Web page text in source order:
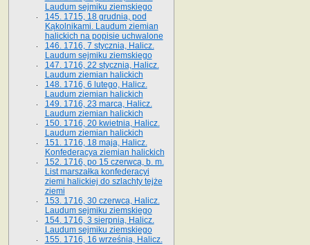
Laudum sejmiku ziemskiego
145. 1715, 18 grudnia, pod
Kąkolnikami. Laudum ziemian
halickich na popisie uchwalone
146. 1716, 7 stycznia, Halicz.
Laudum sejmiku ziemskiego
147. 1716, 22 stycznia, Halicz.
Laudum ziemian halickich
148. 1716, 6 lutego, Halicz.
Laudum ziemian halickich
149. 1716, 23 marca, Halicz.
Laudum ziemian halickich
150. 1716, 20 kwietnia, Halicz.
Laudum ziemian halickich
151. 1716, 18 maja, Halicz.
Konfederacya ziemian halickich
152. 1716, po 15 czerwca, b. m.
List marszałka konfederacyi
ziemi halickiej do szlachty tejże
ziemi
153. 1716, 30 czerwca, Halicz.
Laudum sejmiku ziemskiego
154. 1716, 3 sierpnia, Halicz.
Laudum sejmiku ziemskiego
155. 1716, 16 września, Halicz.